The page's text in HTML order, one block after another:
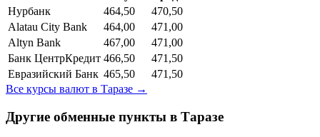
Нурбанк
464,50
470,50
Alatau City Bank
464,00
471,00
Altyn Bank
467,00
471,00
Банк ЦентрКредит 466,50
471,50
Евразийский Банк 465,50
471,50
Все курсы валют в Таразе →
Другие обменные пункты в Таразе